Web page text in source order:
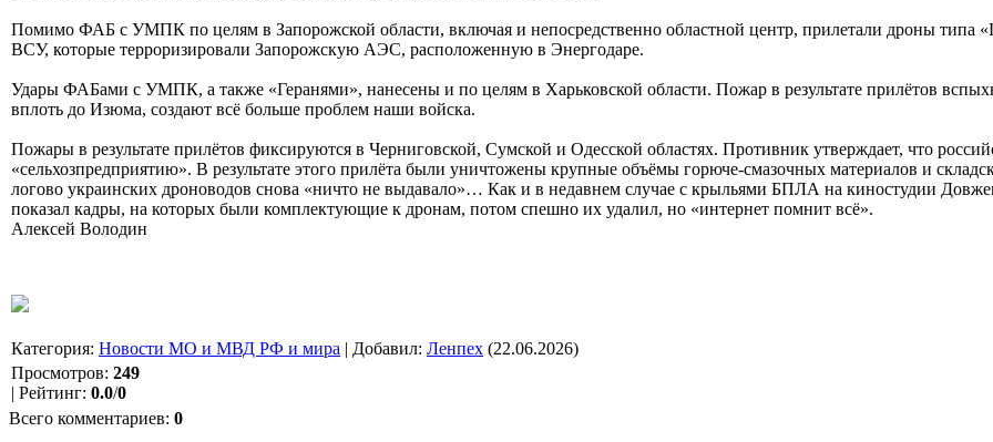
Помимо ФАБ с УМПК по целям в Запорожской области, включая и непосредственно областной центр, прилетали дроны типа
ВСУ, которые терроризировали Запорожскую АЭС, расположенную в Энергодаре.
Удары ФАБами с УМПК, а также «Геранями», нанесены и по целям в Харьковской области. Пожар в результате прилётов
вплоть до Изюма, создают всё больше проблем наши войска.
Пожары в результате прилётов фиксируются в Черниговской, Сумской и Одесской областях. Противник утверждает, что
«сельхозпредприятию». В результате этого прилёта были уничтожены крупные объёмы горюче-смазочных материалов и
логово украинских дроноводов снова «ничто не выдавало»… Как и в недавнем случае с крыльями БПЛА на киностудии
показал кадры, на которых были комплектующие к дронам, потом спешно их удалил, но «интернет помнит всё».
Алексей Володин
Категория: Новости МО и МВД РФ и мира | Добавил: Ленпех (22.06.2026)
Просмотров: 249
| Рейтинг: 0.0/0
Всего комментариев: 0